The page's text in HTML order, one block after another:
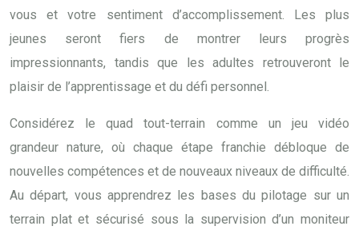
vous et votre sentiment d’accomplissement. Les plus
jeunes seront fiers de montrer leurs progrès
impressionnants, tandis que les adultes retrouveront le
plaisir de l’apprentissage et du défi personnel.
Considérez le quad tout-terrain comme un jeu vidéo
grandeur nature, où chaque étape franchie débloque de
nouvelles compétences et de nouveaux niveaux de difficulté.
Au départ, vous apprendrez les bases du pilotage sur un
terrain plat et sécurisé sous la supervision d’un moniteur